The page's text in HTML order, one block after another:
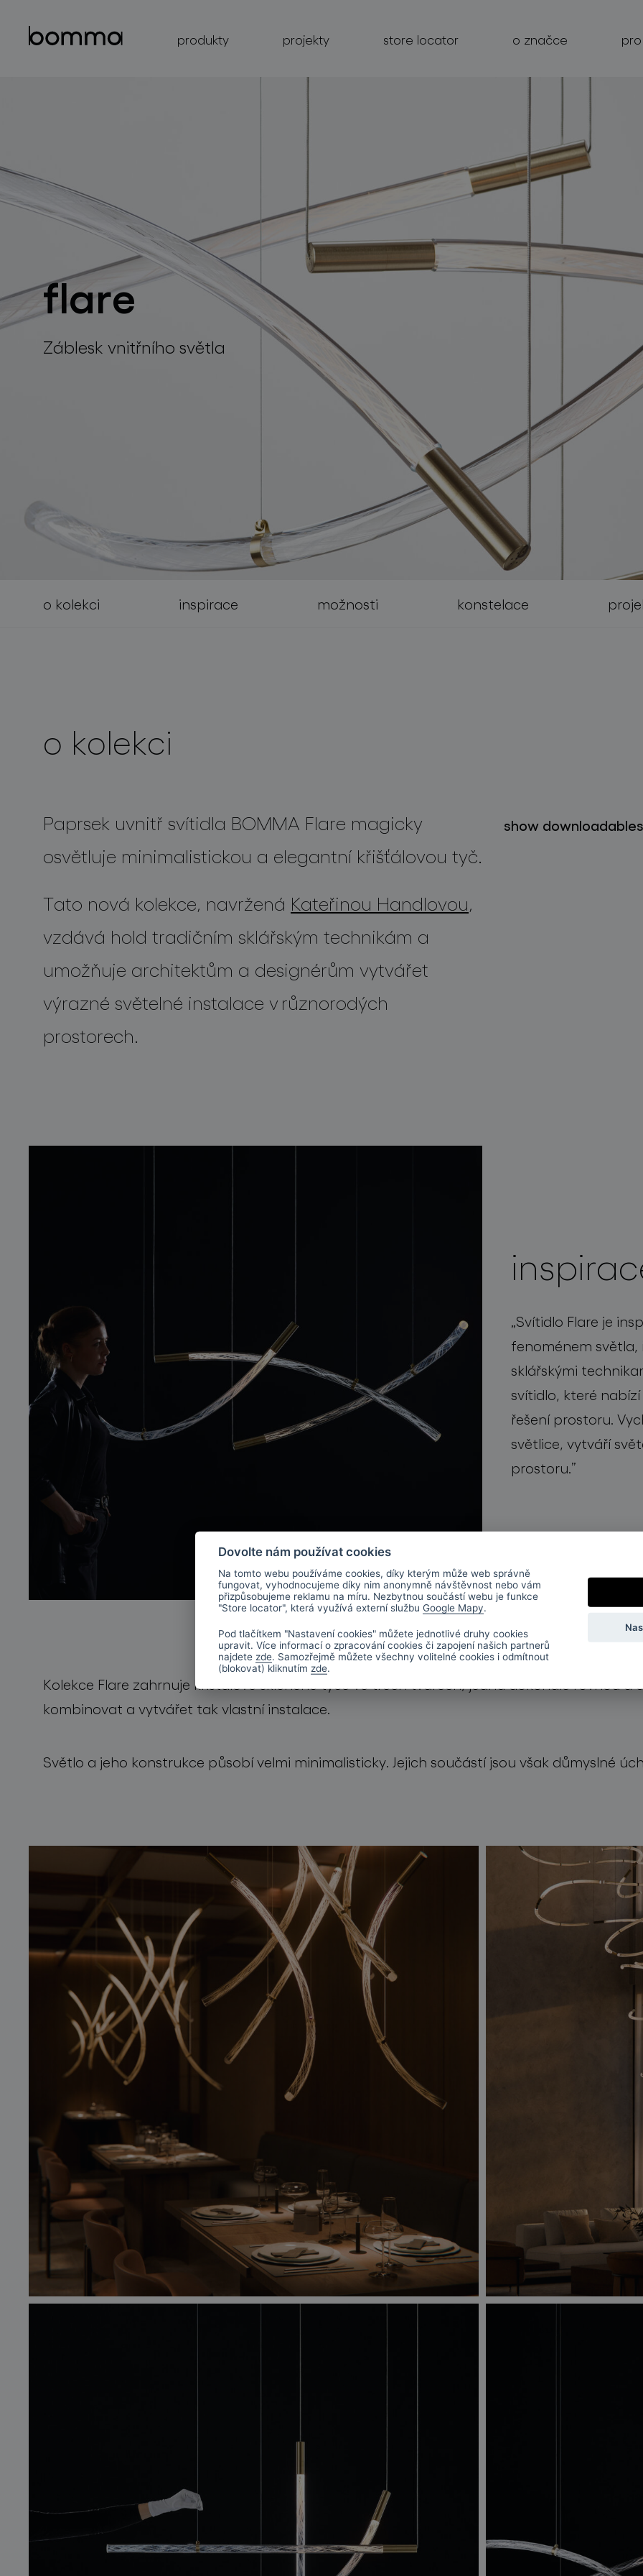
produkty projekty store locator o značce
kolekce svítidel
projekty
o značce
pro profesionály
sledujte nás
flare
Záblesk vnitřního světla
o kolekci inspirace možnosti konstelace
o kolekci
Paprsek uvnitř svítidla BOMMA Flare magicky
osvětluje minimalistickou a elegantní křišťálovou tyč
Tato nová kolekce, navržená Kateřinou Handlovou,
vzdává hold tradičním sklářským technikám a
umožňuje architektům a designérům vytvářet
výrazné světelné instalace v různorodých
prostorech.
show downloadables
„Svítidlo Flare je
fenoménem
sklářskými
svítidlo, které
řešení prostoru. V
světlice, vytvářísvě
prostoru.”
Kolekce Flare zahrnuje křišťálové skleněné tyče ve třech tvarech, jednu dokonale rovnou a
kombinovat a vytvářet tak vlastní instalace.
Světlo a jeho konstrukce působí velmi minimalisticky. Jejich součástí jsou však důmyslné
Dovolte nám používat cookies
Na tomto webu používáme cookies, díky kterým může web správně
fungovat, vyhodnocujeme díky nim anonymně návštěvnost nebo vám
přizpůsobujeme reklamu na míru. Nezbytnou součástí webu je funkce
"Store locator", která využívá externí službu Google Mapy.
Pod tlačítkem "Nastavení cookies" můžete jednotlivé druhy cookies
upravit. Více informací o zpracování cookies či zapojení našich partnerů
najdete zde. Samozřejmě můžete všechny volitelné cookies i odmítnout
(blokovat) kliknutím zde.